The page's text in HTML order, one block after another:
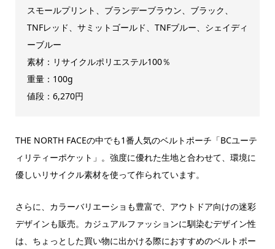
スモールプリント、ブランデーブラウン、ブラック、
TNFレッド、サミットゴールド、TNFブルー、シェイディ
ーブルー
素材：リサイクルポリエステル100％
重量：100g
値段：6,270円
THE NORTH FACEの中でも1番人気のベルトポーチ「BCユーテ
ィリティーポケット」。強度に優れた生地と合わせて、環境に
優しいリサイクル素材を使って作られています。
さらに、カラーバリエーショも豊富で、アウトドア向けの迷彩
デザインも販売。カジュアルファッションに馴染むデザイン性
は、ちょっとした買い物に出かける際におすすめのベルトポー